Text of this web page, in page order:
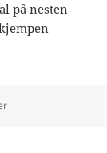
på nesten